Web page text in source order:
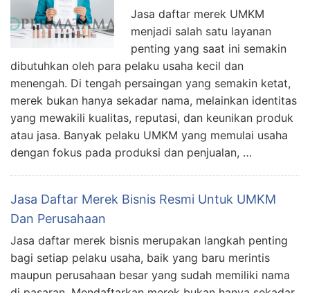
Jasa daftar merek UMKM
menjadi salah satu layanan
penting yang saat ini semakin
dibutuhkan oleh para pelaku usaha kecil dan
menengah. Di tengah persaingan yang semakin ketat,
merek bukan hanya sekadar nama, melainkan identitas
yang mewakili kualitas, reputasi, dan keunikan produk
atau jasa. Banyak pelaku UMKM yang memulai usaha
dengan fokus pada produksi dan penjualan, …
Jasa Daftar Merek Bisnis Resmi Untuk UMKM
Dan Perusahaan
Jasa daftar merek bisnis merupakan langkah penting
bagi setiap pelaku usaha, baik yang baru merintis
maupun perusahaan besar yang sudah memiliki nama